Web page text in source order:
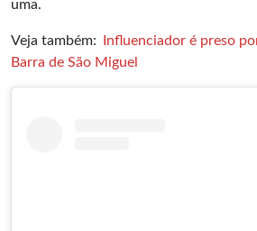
uma.
Veja também:
Influenciador é preso
Barra de São Miguel